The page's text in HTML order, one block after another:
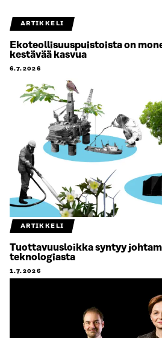
ARTIKKELI
Ekoteollisuuspuistoista on
kestävää kasvua
6.7.2026
ARTIKKELI
Tuottavuusloikka syntyy
teknologiasta
1.7.2026